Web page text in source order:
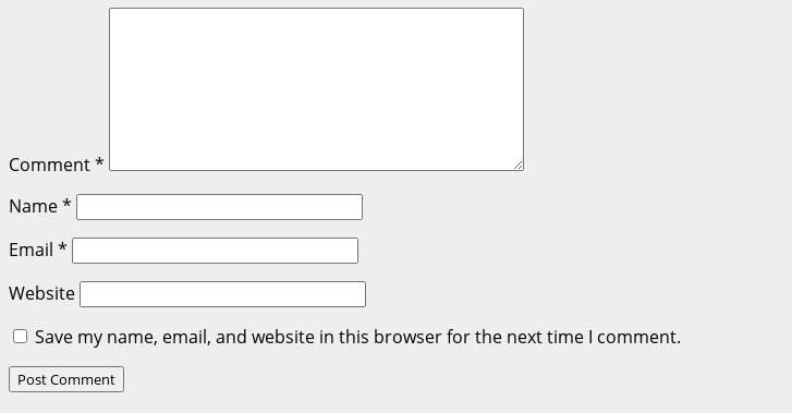
Comment*
Name*
Email *
Website
Save my name, email, and website in this browser for the next time I comment.